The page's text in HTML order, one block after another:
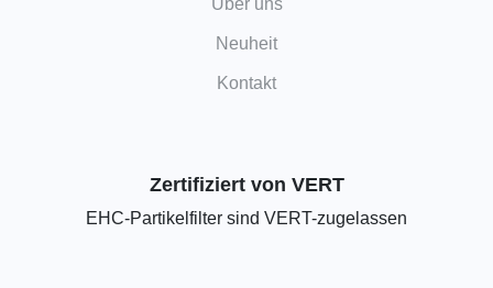
Über uns
Neuheit
Kontakt
Zertifiziert von VERT
EHC-Partikelfilter sind VERT-zugelassen